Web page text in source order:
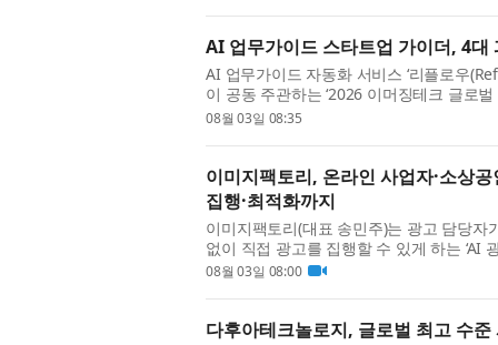
AI 업무가이드 스타트업 가이더, 4대
AI 업무가이드 자동화 서비스 ‘리플로우
이 공동 주관하는 ‘2026 이머징테크 글로
정돼 지난 7월 23일 협약을 체결했다고 밝
08월 03일 08:35
이미지팩토리, 온라인 사업자·소상
집행·최적화까지
이미지팩토리(대표 송민주)는 광고 담당
없이 직접 광고를 집행할 수 있게 하는 ‘AI
울 코엑스에서 열리는 마케팅 컨퍼런스 ‘
08월 03일 08:00
다후아테크놀로지, 글로벌 최고 수준